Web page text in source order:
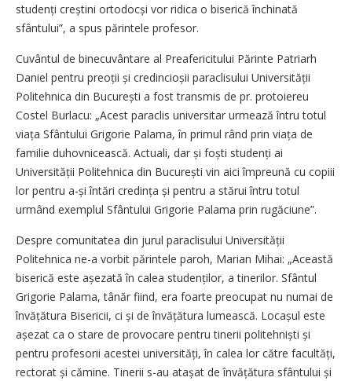
studenți creștini ortodocși vor ridica o biserică închinată
sfântului”, a spus părintele profesor.
Cuvântul de binecuvântare al Preafericitului Părinte Patriarh
Daniel pentru preoții și cre­dincioșii paraclisului Univer­sității
Politehnica din București a fost transmis de pr. protoiereu
Costel Burlacu: „Acest paraclis universitar urmează întru totul
viața Sfântului Grigorie Palama, în primul rând prin viața de
familie duhovnicească. Actuali, dar și foști studenți ai
Universității Politehnica din București vin aici împreună cu copiii
lor pentru a-și întări credința și pentru a stărui întru totul
urmând exemplul Sfântului Grigorie Palama prin rugăciune”.
Despre comunitatea din jurul paraclisului Universității
Politehnica ne-a vorbit părintele paroh, Marian Mihai: „Această
biserică este așezată în calea studenților, a tinerilor. Sfântul
Grigorie Palama, tânăr fiind, era foarte preocupat nu numai de
învățătura Bisericii, ci și de învățătura lumească. Locașul este
așezat ca o stare de provocare pentru tinerii politehniști și
pentru profesorii acestei universități, în calea lor către facultăți,
rectorat și cămine. Tinerii s-au atașat de învățătura sfântului și